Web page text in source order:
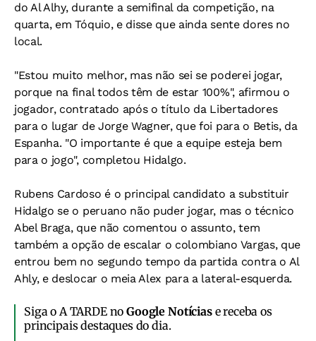
do Al Alhy, durante a semifinal da competição, na
quarta, em Tóquio, e disse que ainda sente dores no
local.
"Estou muito melhor, mas não sei se poderei jogar,
porque na final todos têm de estar 100%", afirmou o
jogador, contratado após o título da Libertadores
para o lugar de Jorge Wagner, que foi para o Betis, da
Espanha. "O importante é que a equipe esteja bem
para o jogo", completou Hidalgo.
Rubens Cardoso é o principal candidato a substituir
Hidalgo se o peruano não puder jogar, mas o técnico
Abel Braga, que não comentou o assunto, tem
também a opção de escalar o colombiano Vargas, que
entrou bem no segundo tempo da partida contra o Al
Ahly, e deslocar o meia Alex para a lateral-esquerda.
Siga o A TARDE noGoogle Notíciase receba os
principais destaques do dia.